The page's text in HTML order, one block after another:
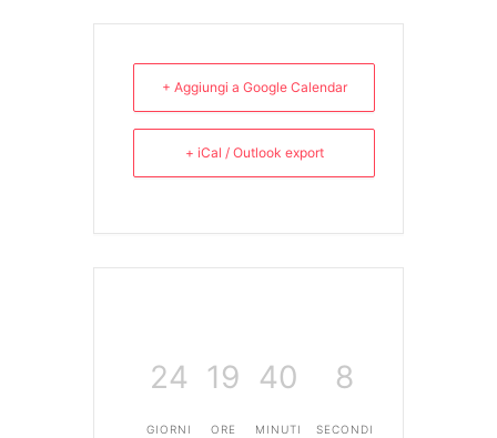
+ Aggiungi a Google Calendar
+ iCal / Outlook export
24
GIORNI
19
ORE
40
MINUTI
8
SECONDI